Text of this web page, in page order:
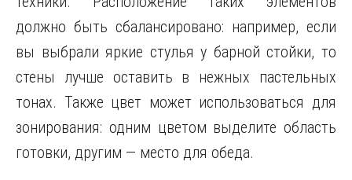
должно быть сбалансировано: например, если
вы выбрали яркие стулья у барной стойки, то
стены лучше оставить в нежных пастельных
тонах. Также цвет может использоваться для
зонирования: одним цветом выделите область
готовки, другим — место для обеда.